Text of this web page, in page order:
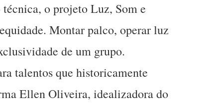
o projeto Luz, Som e
Montar palco, operar luz
de um grupo.
talentos que historicamente
Ellen Oliveira, idealizadora do